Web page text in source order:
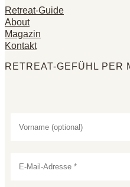
Retreat-Guide
About
Magazin
Kontakt
RETREAT-GEFÜHL PER